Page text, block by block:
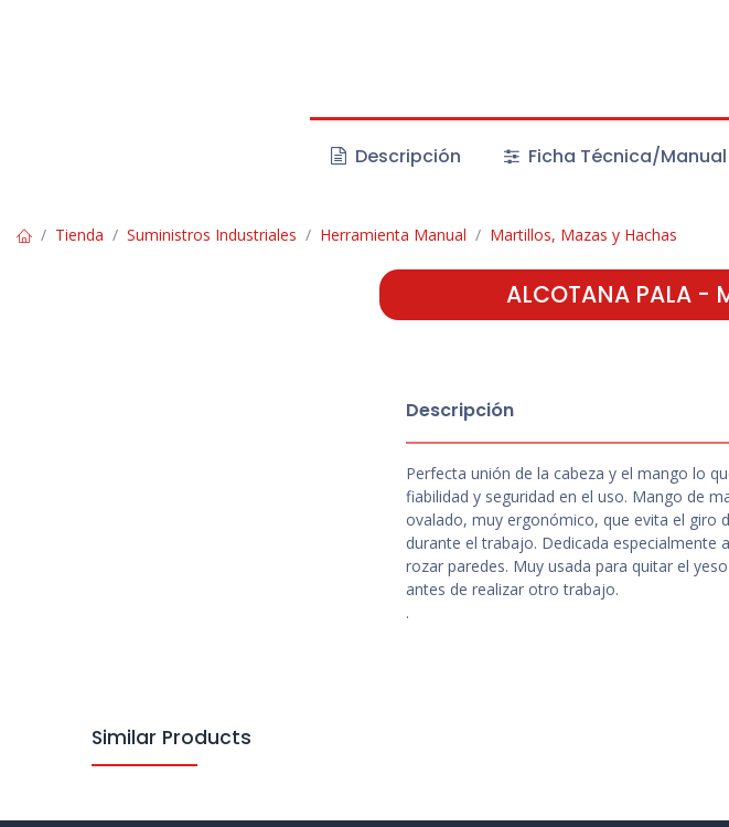
Descripción Ficha Técnica/
Tienda Suministros Industriales Herramienta Manual Martillos, Mazas y Hachas
ALCOTANA PALA -
Descripción
Perfecta unión de la cabeza y el mango lo
fiabilidad y seguridad en el uso. Mango de
ovalado, muy ergonómico, que evita el giro
durante el trabajo. Dedicada especialmente
rozar paredes. Muy usada para quitar el
antes de realizar otro trabajo.
.
Similar Products